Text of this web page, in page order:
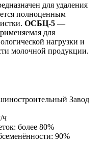
для удаления
полноценным
ОСБЦ-5 —
для
нагрузки и
молочной продукции.
Завод
ч
более 80%
90%